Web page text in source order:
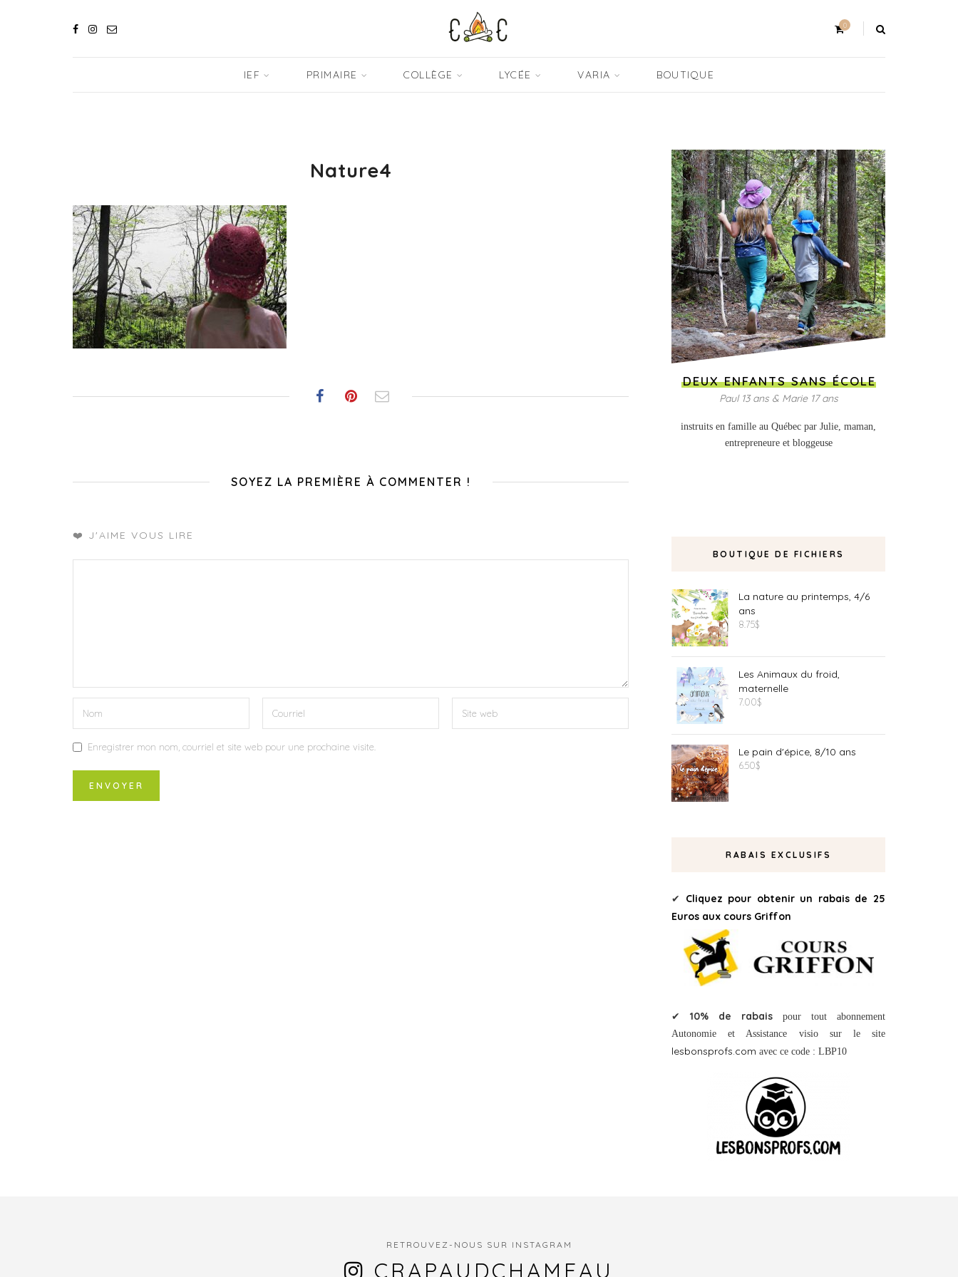
0
IEF PRIMAIRE COLLÈGE LYCÉE VARIA BOUTIQUE
Nature4
SOYEZ LA PREMIÈRE À COMMENTER !
❤️ J'AIME VOUS LIRE
Enregistrer mon nom, courriel et site web pour une prochaine visite.
DEUX ENFANTS SANS ÉCOLE
Paul 13 ans & Marie 17 ans
instruits en famille au Québec par Julie, maman,
entrepreneure et bloggeuse
BOUTIQUE DE FICHIERS
La nature au printemps, 4/6
ans
8.75$
Les Animaux du froid,
maternelle
7.00$
Le pain d'épice, 8/10 ans
6.50$
RABAIS EXCLUSIFS
✔ Cliquez pour obtenir un rabais de 25
Euros aux cours Griffon
✔ 10% de rabais pour tout abonnement
Autonomie et Assistance visio sur le site
lesbonsprofs.com avec ce code : LBP10
RETROUVEZ-NOUS SUR INSTAGRAM
CRAPAUDCHAMEAU